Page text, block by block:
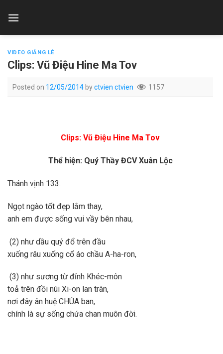
VIDEO GIẢNG LỄ
Clips: Vũ Điệu Hine Ma Tov
Posted on 12/05/2014byctvien ctvien 1157
Clips: Vũ Điệu Hine Ma Tov
Thể hiện: Quý Thầy ĐCV Xuân Lộc
Thánh vịnh 133:
Ngọt ngào tốt đẹp lắm thay,
anh em được sống vui vầy bên nhau,
(2) như dầu quý đổ trên đầu
xuống râu xuống cổ áo chầu A-ha-ron,
(3) như sương từ đỉnh Khéc-môn
toả trên đồi núi Xi-on lan tràn,
nơi đây ân huệ CHÚA ban,
chính là sự sống chứa chan muôn đời.